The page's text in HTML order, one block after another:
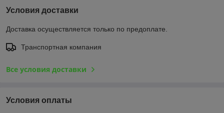
Условия доставки
Доставка осуществляется только по предоплате.
Транспортная компания
Все условия доставки
Условия оплаты